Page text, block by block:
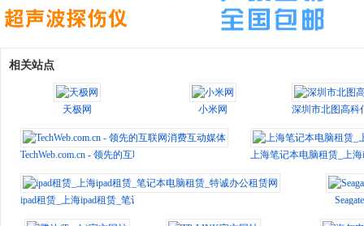
相关站点
天极网 小米网 深圳市北图高科
TechWeb.com.cn - 领先的互联网消费互动媒体 上海笔记本电脑租赁_上
ipad租赁_上海ipad租赁_笔记本电脑租赁_特诚办公租赁网